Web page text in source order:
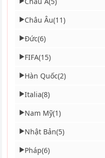
▶Châu Âu(11)
▶Đức(6)
▶FIFA(15)
▶Hàn Quốc(2)
▶Italia(8)
▶Nam Mỹ(1)
▶Nhật Bản(5)
▶Pháp(6)